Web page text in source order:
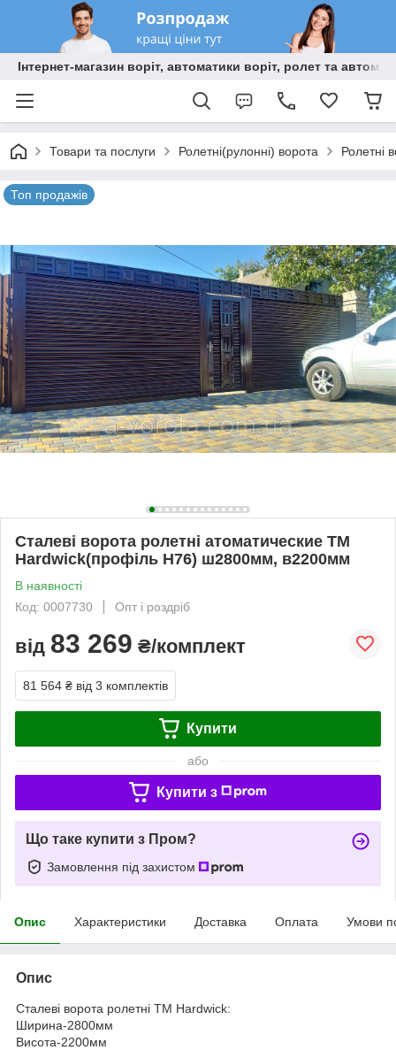
Інтернет-магазин воріт, автоматики воріт, ролет та
Товари та послуги Ролетні(рулонні) ворота Ролетні
Топ продажів
Сталеві ворота ролетні атоматические TM
Hardwick(профіль H76) ш2800мм, в2200мм
В наявності
Код: 0007730
Опт і роздріб
від 83 269 ₴/комплект
81 564 ₴ від 3 комплектів
Купити
або
Купити з
Що таке купити з Пром?
Замовлення під захистом
Опис Характеристики Доставка Оплата Умови
Опис
Сталеві ворота ролетні TM Hardwick:
Ширина-2800мм
Висота-2200мм